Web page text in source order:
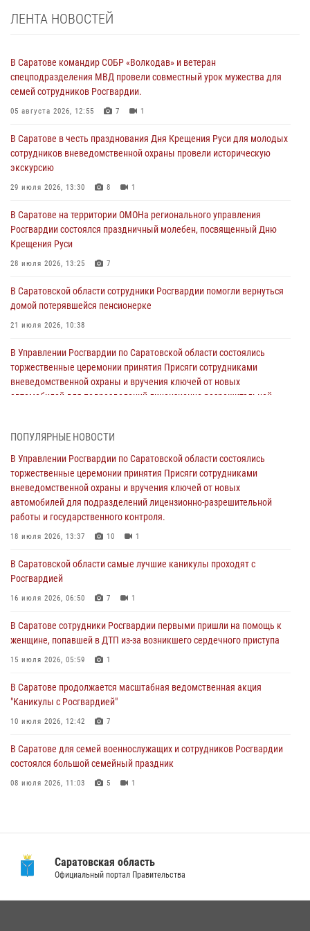
ЛЕНТА НОВОСТЕЙ
В Саратове командир СОБР «Волкодав» и ветеран
спецподразделения МВД провели совместный урок мужества для
семей сотрудников Росгвардии.
05 августа 2026, 12:55 7 1
В Саратове в честь празднования Дня Крещения Руси для молодых
сотрудников вневедомственной охраны провели историческую
экскурсию
29 июля 2026, 13:30 8 1
В Саратове на территории ОМОНа регионального управления
Росгвардии состоялся праздничный молебен, посвященный Дню
Крещения Руси
28 июля 2026, 13:25 7
В Саратовской области сотрудники Росгвардии помогли вернуться
домой потерявшейся пенсионерке
21 июля 2026, 10:38
В Управлении Росгвардии по Саратовской области состоялись
торжественные церемонии принятия Присяги сотрудниками
вневедомственной охраны и вручения ключей от новых
автомобилей для подразделений лицензионно-разрешительной
В Саратовской области самые лучшие каникулы проходят с
Росгвардией
16 июля 2026, 06:50 7 1
В Саратове сотрудники Росгвардии первыми пришли на помощь к
женщине, попавшей в ДТП из-за возникшего сердечного приступа
В Саратове продолжается масштабная ведомственная акция
"Каникулы с Росгвардией"
В Саратовской области при содействии спецназа Росгвардии
задержан подозреваемый в незаконном обороте наркотиков
В Саратове для семей военнослужащих и сотрудников Росгвардии
состоялся большой семейный праздник
ПОПУЛЯРНЫЕ НОВОСТИ
В Управлении Росгвардии по Саратовской области состоялись
торжественные церемонии принятия Присяги сотрудниками
вневедомственной охраны и вручения ключей от новых
автомобилей для подразделений лицензионно-разрешительной
работы и государственного контроля.
18 июля 2026, 13:37 10 1
В Саратовской области самые лучшие каникулы проходят с
Росгвардией
16 июля 2026, 06:50 7 1
В Саратове сотрудники Росгвардии первыми пришли на помощь к
женщине, попавшей в ДТП из-за возникшего сердечного приступа
15 июля 2026, 05:59 1
В Саратове продолжается масштабная ведомственная акция
"Каникулы с Росгвардией"
10 июля 2026, 12:42 7
В Саратове для семей военнослужащих и сотрудников Росгвардии
состоялся большой семейный праздник
08 июля 2026, 11:03 5 1
В Саратовской области сотрудники Росгвардии помогли вернуться
Саратовская область
Официальный портал Правительства